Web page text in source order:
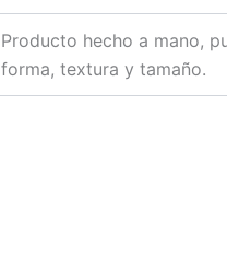
Producto hecho a mano,
forma, textura y tamaño.